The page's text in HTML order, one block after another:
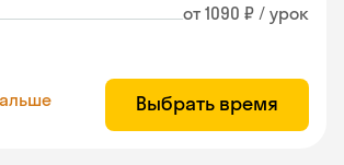
от 1090 ₽ / урок
Выбрать время